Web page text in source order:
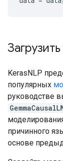
KerasNLP
популярных
руководстве
причинного
основе